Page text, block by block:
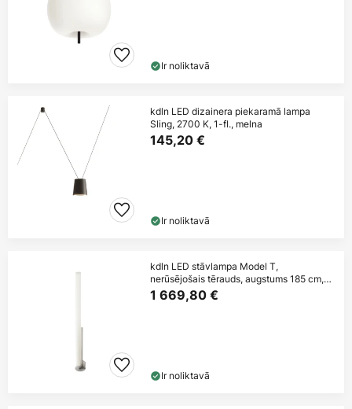
Ir noliktavā
kdln LED dizainera piekaramā lampa
Sling, 2700 K, 1-fl., melna
145,20 €
Ir noliktavā
kdln LED stāvlampa Model T,
nerūsējošais tērauds, augstums 185 cm,
dimmeris
1 669,80 €
Ir noliktavā